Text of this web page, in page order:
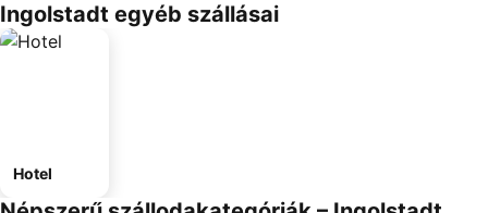
Ingolstadt egyéb szállásai
Hotel